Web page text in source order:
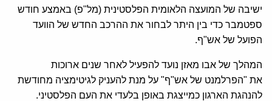
ישיבה של המועצה הלאומית הפלסטינית (מל"פ) באמצע חודש
ספטמבר כדי בין היתר לבחור את ההרכב החדש של הוועד
הפועל של אש"ף.
המהלך של אבו מאזן נועד להפעיל לאחר שנים ארוכות
את "הפרלמנט של אש"ף" על מנת להעניק לגיטימציה מחודשת
להנהגת הארגון כמייצגת באופן בלעדי את העם הפלסטיני.